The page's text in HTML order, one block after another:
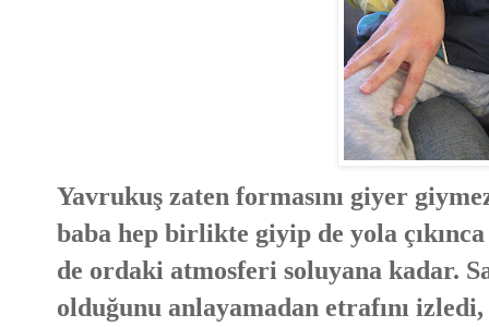
Yavrukuş zaten formasını giyer
baba hep birlikte giyip de yola
de ordaki atmosferi soluyana kadar.
olduğunu anlayamadan etrafını